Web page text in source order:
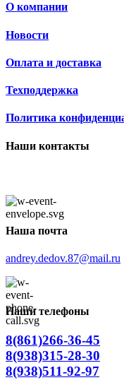
О компании
Новости
Оплата и доставка
Техподдержка
Политика
Наши контакты
Наша почта
andrey.dedov.87@mail.ru
Наши телефоны
8(861)266-36-45
8(938)315-28-30
8(938)511-92-97